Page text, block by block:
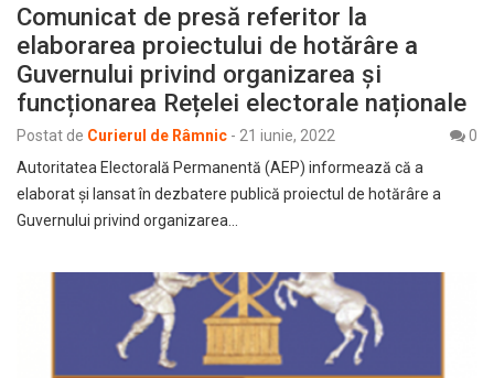
Comunicat de presă referitor la
elaborarea proiectului de hotărâre a
Guvernului privind organizarea și
funcționarea Rețelei electorale naționale
Postat de Curierul de Râmnic - 21 iunie, 2022
0
Autoritatea Electorală Permanentă (AEP) informează că a
elaborat și lansat în dezbatere publică proiectul de hotărâre a
Guvernului privind organizarea…